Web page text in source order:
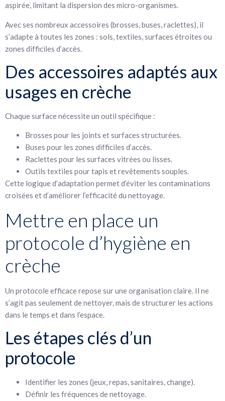
aspirée, limitant la dispersion des micro-organismes.
Avec ses nombreux accessoires (brosses, buses, raclettes), il
s’adapte à toutes les zones : sols, textiles, surfaces étroites ou
zones difficiles d’accès.
Des accessoires adaptés aux
usages en crèche
Chaque surface nécessite un outil spécifique :
Brosses pour les joints et surfaces structurées.
Buses pour les zones difficiles d’accès.
Raclettes pour les surfaces vitrées ou lisses.
Outils textiles pour tapis et revêtements souples.
Cette logique d’adaptation permet d’éviter les contaminations
croisées et d’améliorer l’efficacité du nettoyage.
Mettre en place un
protocole d’hygiène en
crèche
Un protocole efficace repose sur une organisation claire. Il ne
s’agit pas seulement de nettoyer, mais de structurer les actions
dans le temps et dans l’espace.
Les étapes clés d’un
protocole
Identifier les zones (jeux, repas, sanitaires, change).
Définir les fréquences de nettoyage.